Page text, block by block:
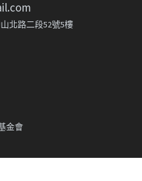
北路二段52號5樓
金會